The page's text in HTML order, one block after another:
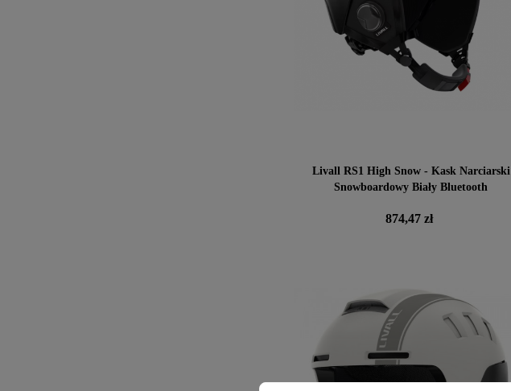
Livall RS1 High Snow - Kask Narciarski
Snowboardowy Biały Bluetooth
Cena
874,47 zł